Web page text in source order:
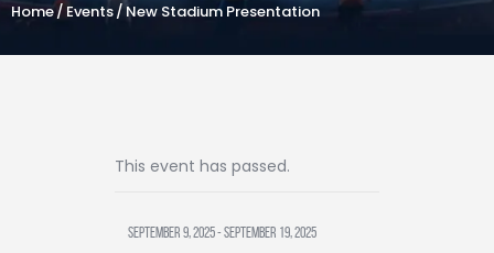
Home Events New Stadium Presentation
Shop
Apply
This event has passed.
September 9, 2025- September 19, 2025